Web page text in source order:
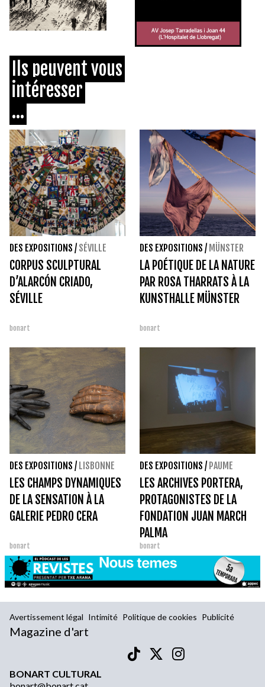
Ils peuvent vous
intéresser
...
DES EXPOSITIONS / SÉVILLE
CORPUS SCULPTURAL
D’ALARCÓN CRIADO,
SÉVILLE
bonart
DES EXPOSITIONS / MÜNSTER
LA POÉTIQUE DE LA NATURE
PAR ROSA THARRATS À LA
KUNSTHALLE MÜNSTER
bonart
DES EXPOSITIONS / LISBONNE
LES CHAMPS DYNAMIQUES
DE LA SENSATION À LA
GALERIE PEDRO CERA
bonart
DES EXPOSITIONS / PAUME
LES ARCHIVES PORTERA,
PROTAGONISTES DE LA
FONDATION JUAN MARCH
PALMA
bonart
Avertissement légal Intimité Politique de cookies Publicité
Magazine d'art
BONART CULTURAL